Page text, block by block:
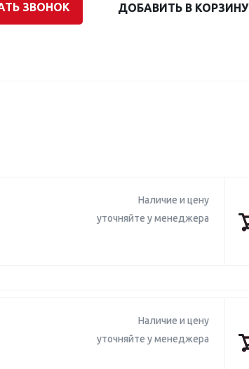
ЗВОНОК ДОБАВИТЬ В КОРЗИНУ
Наличие и цену
уточняйте у менеджера
Наличие и цену
уточняйте у менеджера